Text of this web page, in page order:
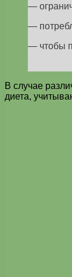
—
—
— чтобы
В случае
диета,